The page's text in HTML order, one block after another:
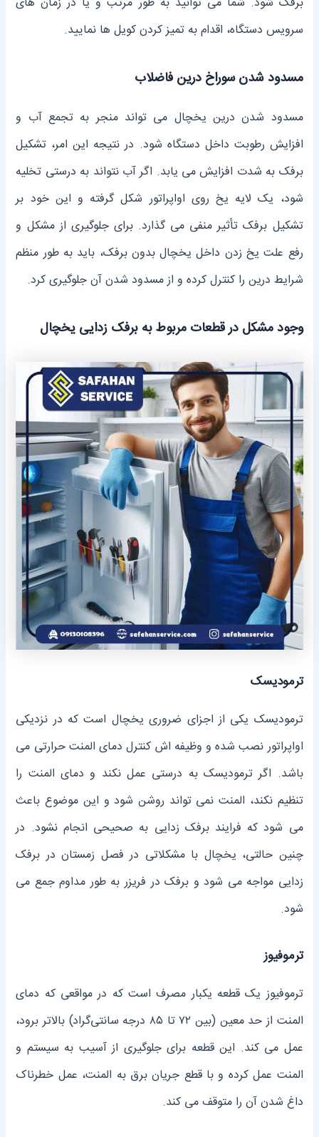
سرویس دستگاه، اقدام به تمیز کردن کویل ها نمایید.
مسدود شدن سوراخ درین فاضلاب
مسدود شدن درین یخچال می ‌تواند منجر به تجمع آب و
افزایش رطوبت داخل دستگاه شود. در نتیجه این امر، تشکیل
برفک به شدت افزایش می‌ یابد. اگر آب نتواند به درستی تخلیه
شود، یک لایه یخ روی اواپراتور شکل گرفته و این خود بر
تشکیل برفک تأثیر منفی می ‌گذارد. برای جلوگیری از مشکل و
رفع علت یخ زدن داخل یخچال بدون برفک، باید به طور منظم
شرایط درین را کنترل کرده و از مسدود شدن آن جلوگیری کرد.
وجود مشکل در قطعات مربوط به برفک زدایی یخچال
ترمودیسک
ترمودیسک یکی از اجزای ضروری یخچال است که در نزدیکی
اواپراتور نصب شده و وظیفه ‌اش کنترل دمای المنت حرارتی می
‌باشد. اگر ترمودیسک به درستی عمل نکند و دمای المنت را
تنظیم نکند، المنت نمی‌ تواند روشن شود و این موضوع باعث
می‌ شود که فرایند برفک‌ زدایی به صحیحی انجام نشود. در
چنین حالتی، یخچال با مشکلاتی در فصل زمستان در برفک‌
زدایی مواجه می‌ شود و برفک در فریزر به طور مداوم جمع می
‌شود.
ترموفیوز
ترموفیوز یک قطعه یکبار مصرف است که در مواقعی که دمای
المنت از حد معین (بین ۷۲ تا ۸۵ درجه سانتی‌گراد) بالاتر برود،
عمل می ‌کند. این قطعه برای جلوگیری از آسیب به سیستم و
المنت عمل کرده و با قطع جریان برق به المنت، عمل خطرناک
داغ شدن آن را متوقف می ‌کند.